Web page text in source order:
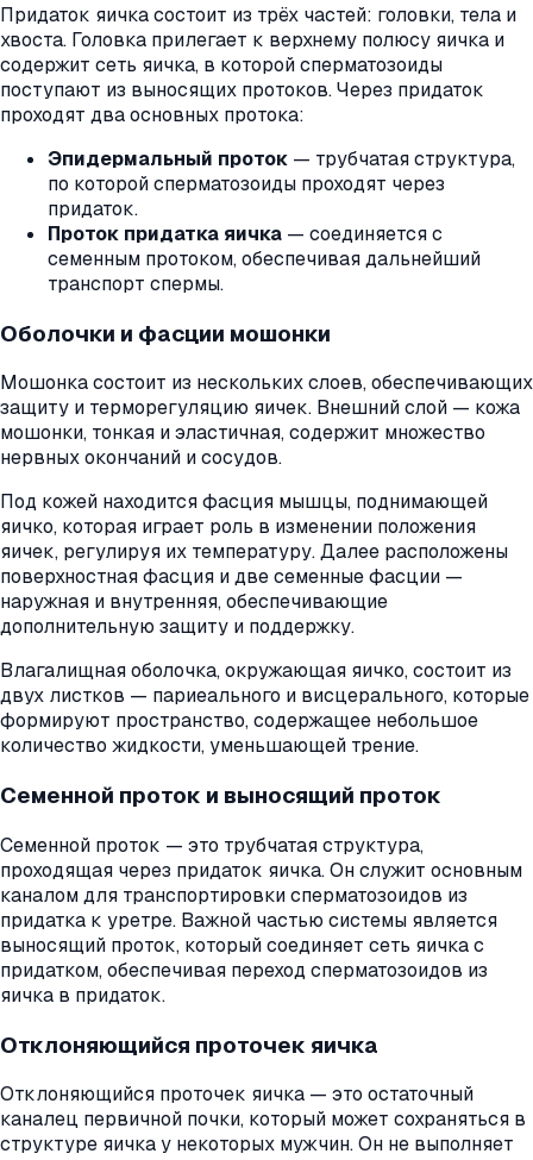
Придаток яичка состоит из трёх частей: головки, тела и
хвоста. Головка прилегает к верхнему полюсу яичка и
содержит сеть яичка, в которой сперматозоиды
поступают из выносящих протоков. Через придаток
проходят два основных протока:
Эпидермальный проток — трубчатая структура,
по которой сперматозоиды проходят через
придаток.
Проток придатка яичка — соединяется с
семенным протоком, обеспечивая дальнейший
транспорт спермы.
Оболочки и фасции мошонки
Мошонка состоит из нескольких слоев, обеспечивающих
защиту и терморегуляцию яичек. Внешний слой — кожа
мошонки, тонкая и эластичная, содержит множество
нервных окончаний и сосудов.
Под кожей находится фасция мышцы, поднимающей
яичко, которая играет роль в изменении положения
яичек, регулируя их температуру. Далее расположены
поверхностная фасция и две семенные фасции —
наружная и внутренняя, обеспечивающие
дополнительную защиту и поддержку.
Влагалищная оболочка, окружающая яичко, состоит из
двух листков — париеального и висцерального, которые
формируют пространство, содержащее небольшое
количество жидкости, уменьшающей трение.
Семенной проток и выносящий проток
Семенной проток — это трубчатая структура,
проходящая через придаток яичка. Он служит основным
каналом для транспортировки сперматозоидов из
придатка к уретре. Важной частью системы является
выносящий проток, который соединяет сеть яичка с
придатком, обеспечивая переход сперматозоидов из
яичка в придаток.
Отклоняющийся проточек яичка
Отклоняющийся проточек яичка — это остаточный
каналец первичной почки, который может сохраняться в
структуре яичка у некоторых мужчин. Он не выполняет